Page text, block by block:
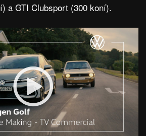
a GTI Clubsport (300 koní).